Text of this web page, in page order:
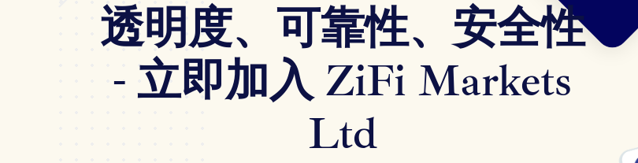
透明度、可靠性、安全性
- 立即加入 ZiFi Markets
Ltd